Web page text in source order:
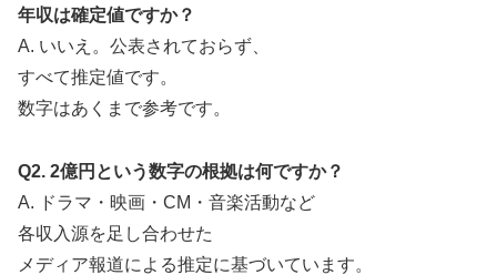
年収は確定値ですか？
A. いいえ。公表されておらず、
すべて推定値です。
数字はあくまで参考です。
Q2. 2億円という数字の根拠は何ですか？
A. ドラマ・映画・CM・音楽活動など
各収入源を足し合わせた
メディア報道による推定に基づいています。